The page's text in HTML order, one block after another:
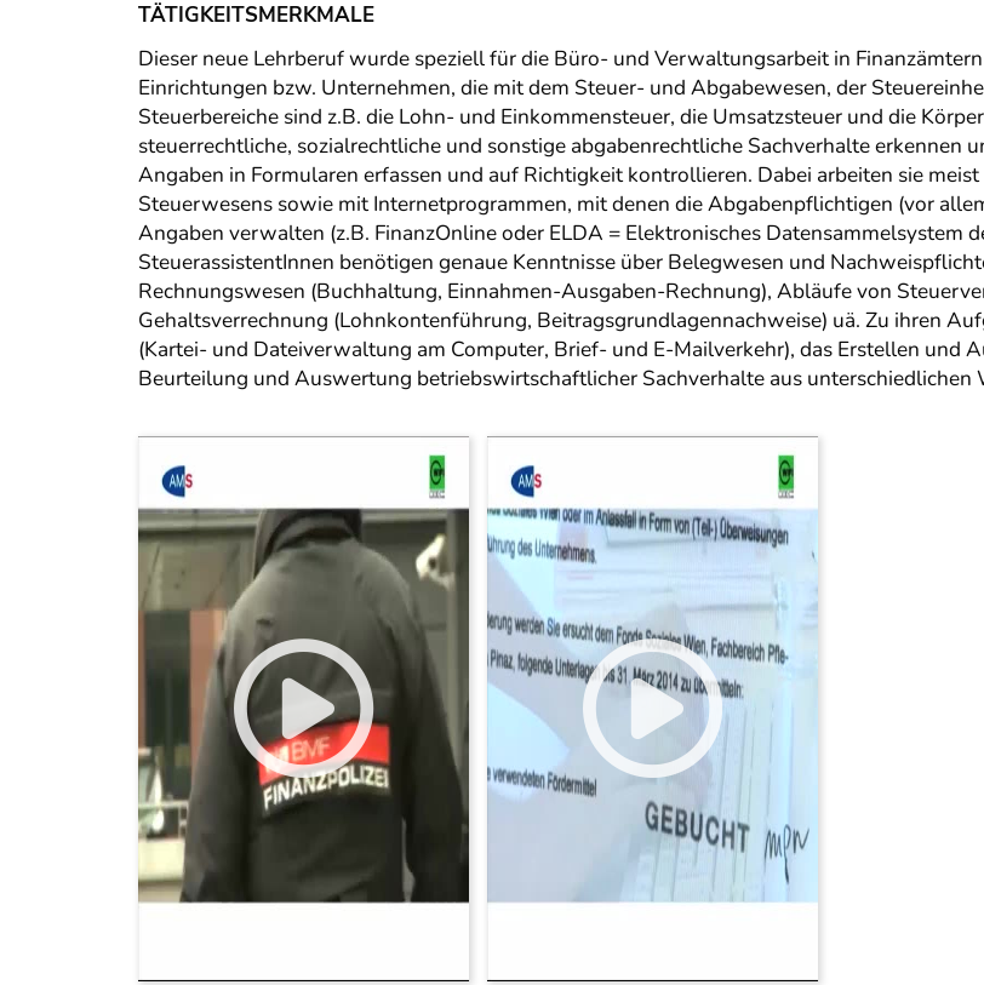
TÄTIGKEITSMERKMALE
Dieser neue Lehrberuf wurde speziell für die Büro- und Verwaltungsarbeit in
Einrichtungen bzw. Unternehmen, die mit dem Steuer- und Abgabewesen, der
Steuerbereiche sind z.B. die Lohn- und Einkommensteuer, die Umsatzsteuer und die
steuerrechtliche, sozialrechtliche und sonstige abgabenrechtliche Sachverhalte erkennen
Angaben in Formularen erfassen und auf Richtigkeit kontrollieren. Dabei arbeiten sie
Steuerwesens sowie mit Internetprogrammen, mit denen die Abgabenpflichtigen (vor
Angaben verwalten (z.B. FinanzOnline oder ELDA = Elektronisches Datensammelsystem
SteuerassistentInnen benötigen genaue Kenntnisse über Belegwesen und
Rechnungswesen (Buchhaltung, Einnahmen-Ausgaben-Rechnung), Abläufe von
Gehaltsverrechnung (Lohnkontenführung, Beitragsgrundlagennachweise) uä. Zu ihren
(Kartei- und Dateiverwaltung am Computer, Brief- und E-Mailverkehr), das Erstellen und
Beurteilung und Auswertung betriebswirtschaftlicher Sachverhalte aus unterschiedlichen